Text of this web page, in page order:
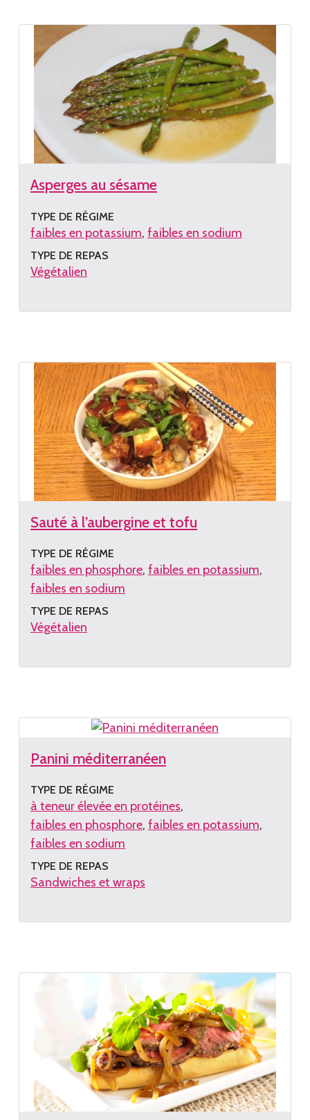
Asperges au sésame
TYPE DE RÉGIME
faibles en potassium faibles en sodium
TYPE DE REPAS
Végétalien
Lire
Sauté à l’aubergine et tofu
TYPE DE RÉGIME
faibles en phosphore faibles en potassium
faibles en sodium
TYPE DE REPAS
Végétalien
Lire
Panini méditerranéen
TYPE DE RÉGIME
à teneur élevée en protéines
faibles en phosphore faibles en potassium
faibles en sodium
TYPE DE REPAS
Sandwiches et wraps
Lire